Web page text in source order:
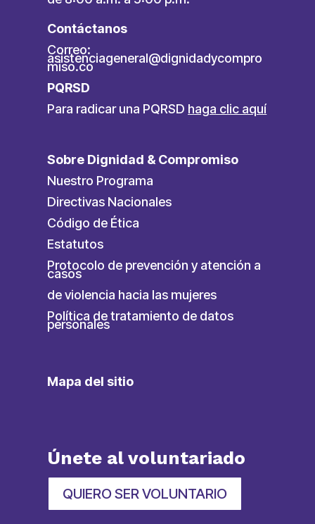
Contáctanos
Correo:
asistenciageneral@dignidadycompro
miso.co
PQRSD
Para radicar una PQRSD haga clic aquí
Sobre Dignidad & Compromiso
Nuestro Programa
Directivas Nacionales
Código de Ética
Estatutos
Protocolo de prevención y atención a
casos
de violencia hacia las mujeres
Política de tratamiento de datos
personales
Mapa del sitio
Únete al voluntariado
QUIERO SER VOLUNTARIO